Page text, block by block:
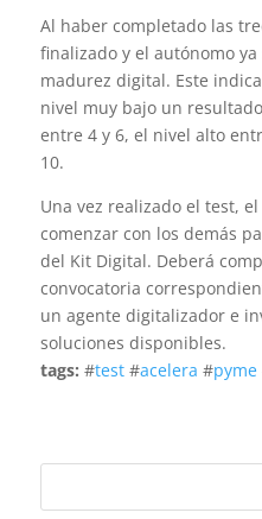
Al haber completado las
finalizado y el autónomo
madurez digital. Este
nivel muy bajo un
entre 4 y 6, el nivel alto
10.
Una vez realizado el test,
comenzar con los demás
del Kit Digital. Deberá
convocatoria
un agente digitalizador e
soluciones disponibles.
tags: #test#acelera #pyme